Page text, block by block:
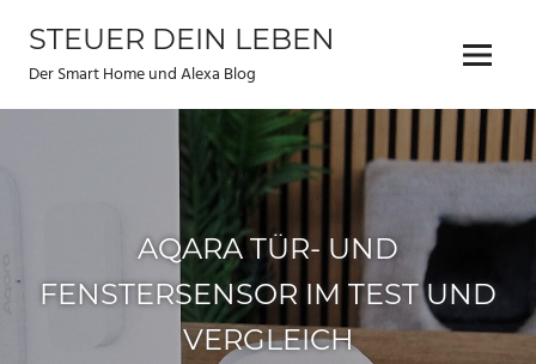
Inhalt
springen
STEUER DEIN LEBEN
Der Smart Home und Alexa Blog Menu
AQARA TÜR- UND
FENSTERSENSOR IM TEST UND
VERGLEICH